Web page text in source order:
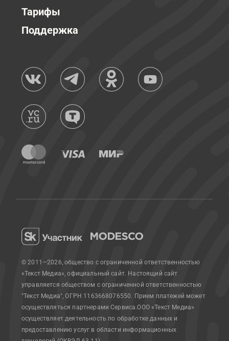
Тарифы
Поддержка
© 2011—2026, общество с ограниченной ответственностью
«Текст Медиа», официальный сайт. Настоящий сайт
управляется обществом с ограниченной ответственностью
"Текст Медиа", ОГРН 1163668076550. Прием платежей может
осуществляться партнерами Сервиса.ООО «Текст Медиа»
осуществляет деятельность по обработке данных и
предоставлению услуг в области информационных